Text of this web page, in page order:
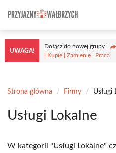
treści
UWAGA!
Dołącz do nowej grupy
| Kupię | Zamienię | Praca
Strona główna / Firmy / Usługi
Usługi Lokalne
W kategorii "Usługi Lokalne"